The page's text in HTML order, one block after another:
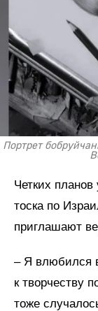
Портрет
Четких
тоска по
приглашают
– Я влюбился
к творчеству
тоже